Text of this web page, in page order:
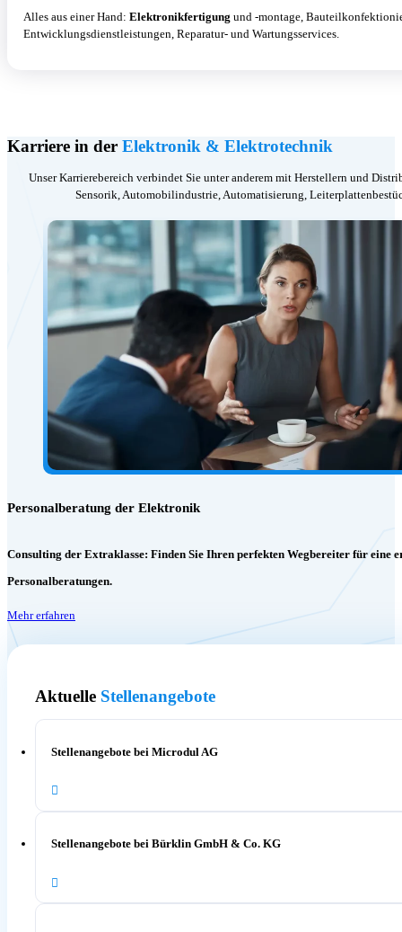
Alles aus einer Hand: Elektronikfertigung und -montage,
Entwicklungsdienstleistungen, Reparatur- und Wartungsservices.
Karriere in der Elektronik & Elektrotechnik
Unser Karrierebereich verbindet Sie unter anderem mit Herstellern und
Sensorik, Automobilindustrie, Automatisierung,
Personalberatung der Elektronik
Consulting der Extraklasse: Finden Sie Ihren perfekten Wegbereiter für
Personalberatungen.
Mehr erfahren
Aktuelle Stellenangebote
Stellenangebote bei Microdul AG
Stellenangebote bei Bürklin GmbH & Co. KG